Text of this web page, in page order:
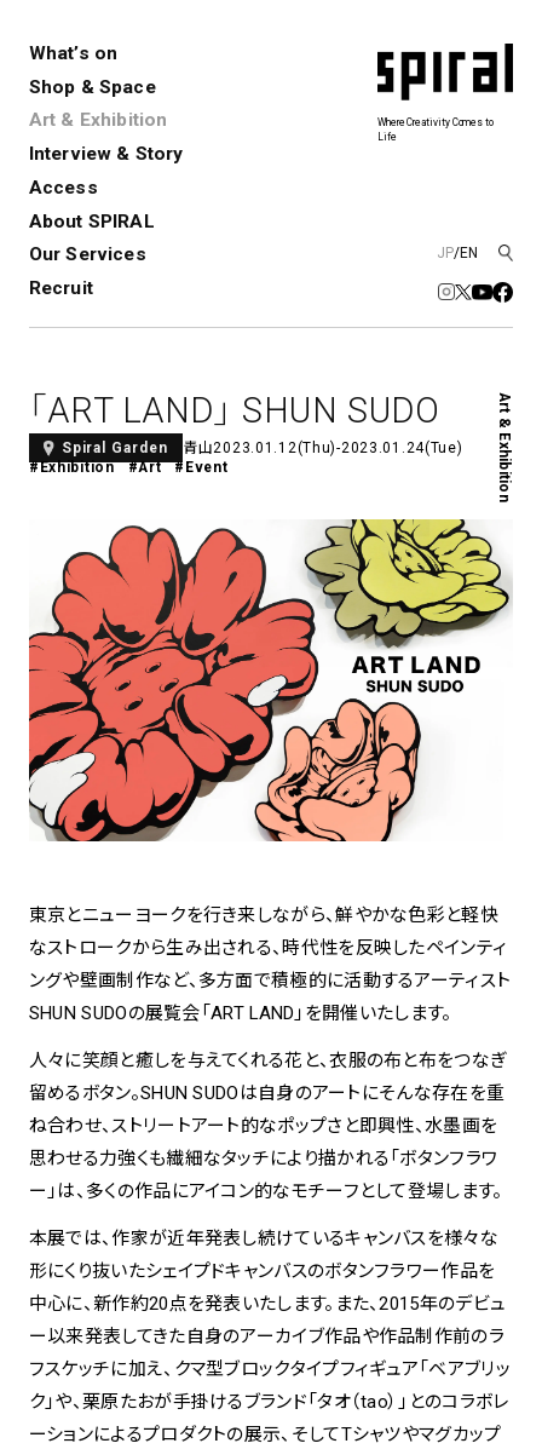
What’s on
Shop & Space
Art & Exhibition
Interview & Story
Access
About SPIRAL
Our Services
Recruit
JP/EN
Where Creativity Comes to
Life
Spiral
Spiral Market6
アトレ吉祥寺
KITTE丸の内
⼆⼦⽟川 Dogwood Plaza
横浜赤レンガ倉庫
ルクア⼤阪
Spiral Hall
Nail Salon 4
Spiral Nail Salon NEWoMan
⾼輪
naila 横浜ランドマーク
naila 大宮そごう
Café3
Spiral Garden 福岡ワンビル
CAFE AALTO 新丸ビル
Spiral Rendezvous
Spiral Rendezvous Store
グランスタ東京店
Others3
spiral art gallery 名古屋
松坂屋
MoN Park Cafe by Spiral
MoN Shop by Spiral
MoN Kitchen by Spiral
Exhibition
展覧会やイベント
演劇やダンス、ライブ公演、イベント
Art Projects
アートプロジェクト・イベント
SICF
Spiral Schole
スパイラルが推進するエデュケーシ
ョンプログラム
Spiral Print Collection
スパイラルが提案するオリジナルプ
リント作品
SPIRALのご紹介
採用情報 お問い合わせ
レンタルスペース
コンサルティング 商品開発
新卒採用
アルバイト・その他
「ART LAND」 SHUN SUDO
Spiral Garden 青山2023.01.12(Thu)-2023.01.24(Tue)
#Exhibition
#Art #Event Art & Exhibition
東京とニューヨークを行き来しながら、鮮やかな色彩と軽快
なストロークから生み出される、時代性を反映したペインティ
ングや壁画制作など、多方面で積極的に活動するアーティスト
SHUN SUDOの展覧会「ART LAND」を開催いたします。
人々に笑顔と癒しを与えてくれる花と、衣服の布と布をつなぎ
留めるボタン。SHUN SUDOは自身のアートにそんな存在を重
ね合わせ、ストリートアート的なポップさと即興性、水墨画を
思わせる力強くも繊細なタッチにより描かれる「ボタンフラワ
ー」は、多くの作品にアイコン的なモチーフとして登場します。
本展では、作家が近年発表し続けているキャンバスを様々な
形にくり抜いたシェイプドキャンバスのボタンフラワー作品を
中心に、新作約20点を発表いたします。また、2015年のデビュ
ー以来発表してきた自身のアーカイブ作品や作品制作前のラ
フスケッチに加え、クマ型ブロックタイプフィギュア「ベアブリッ
ク」や、栗原たおが手掛けるブランド「タオ（tao）」とのコラボレ
ーションによるプロダクトの展示、そしてTシャツやマグカップ